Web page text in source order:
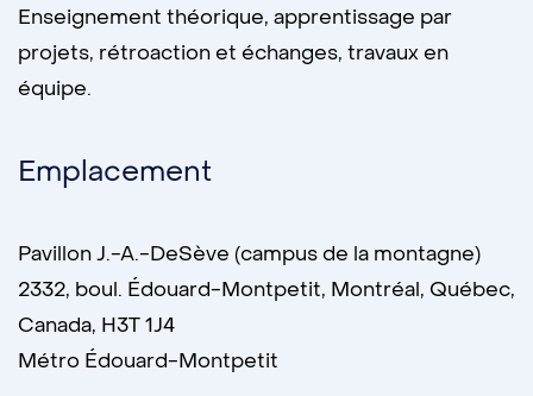
Enseignement théorique, apprentissage par
projets, rétroaction et échanges, travaux en
équipe.
Emplacement
Pavillon J.-A.-DeSève (campus de la montagne)
2332, boul. Édouard-Montpetit, Montréal, Québec,
Canada, H3T 1J4
Métro Édouard-Montpetit